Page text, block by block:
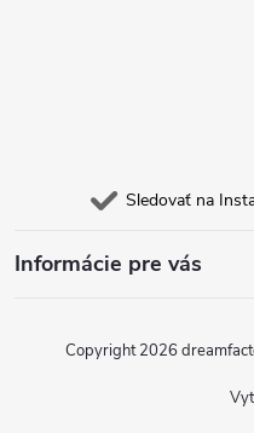
Sledovať na
Informácie pre vás
Copyright 2026